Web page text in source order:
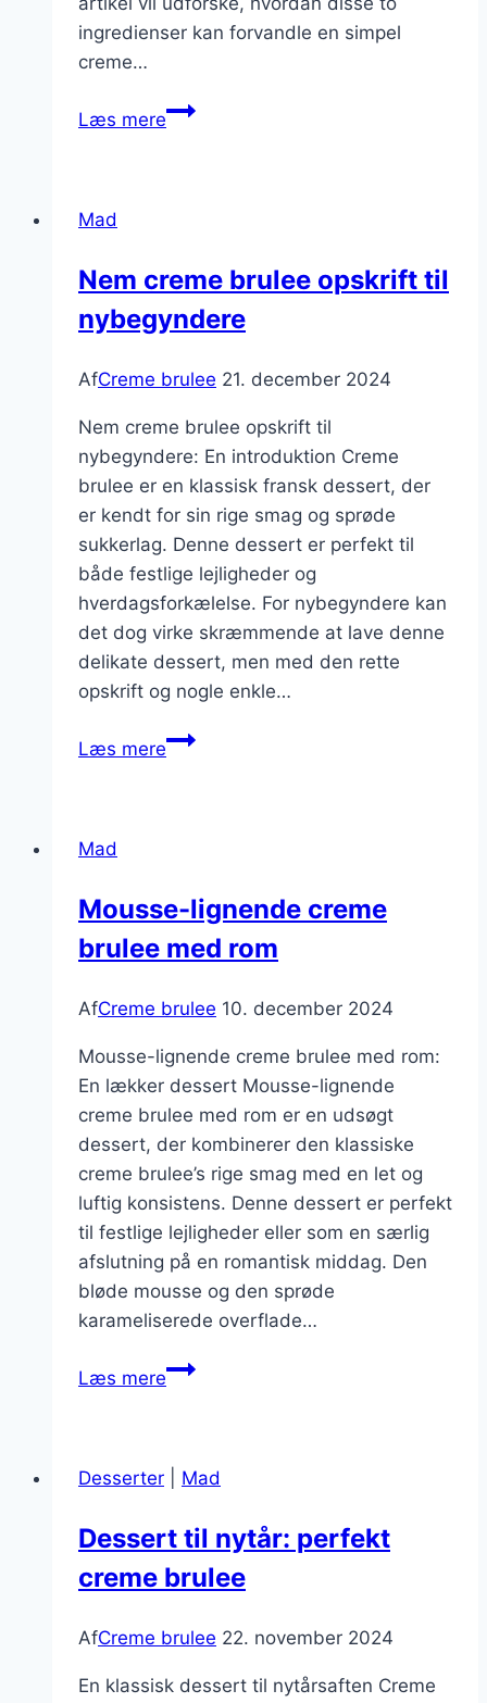
ingredienser kan forvandle en simpel
creme…
Læs mereKanel
creme
brulee
Mad
Nem creme brulee opskrift til
nybegyndere
AfCreme brulee 21. december 2024
Nem creme brulee opskrift til
nybegyndere: En introduktion Creme
brulee er en klassisk fransk dessert, der
er kendt for sin rige smag og sprøde
sukkerlag. Denne dessert er perfekt til
både festlige lejligheder og
hverdagsforkælelse. For nybegyndere kan
det dog virke skræmmende at lave denne
delikate dessert, men med den rette
opskrift og nogle enkle…
Læs mereNem
Mad
Mousse-lignende creme
brulee med rom
AfCreme brulee 10. december 2024
Mousse-lignende creme brulee med rom:
En lækker dessert Mousse-lignende
creme brulee med rom er en udsøgt
dessert, der kombinerer den klassiske
creme brulee’s rige smag med en let og
luftig konsistens. Denne dessert er perfekt
til festlige lejligheder eller som en særlig
afslutning på en romantisk middag. Den
bløde mousse og den sprøde
karameliserede overflade…
Læs mereMousse-
med
Desserter Mad
Dessert til nytår: perfekt
creme brulee
AfCreme brulee 22. november 2024
En klassisk dessert til nytårsaften Creme